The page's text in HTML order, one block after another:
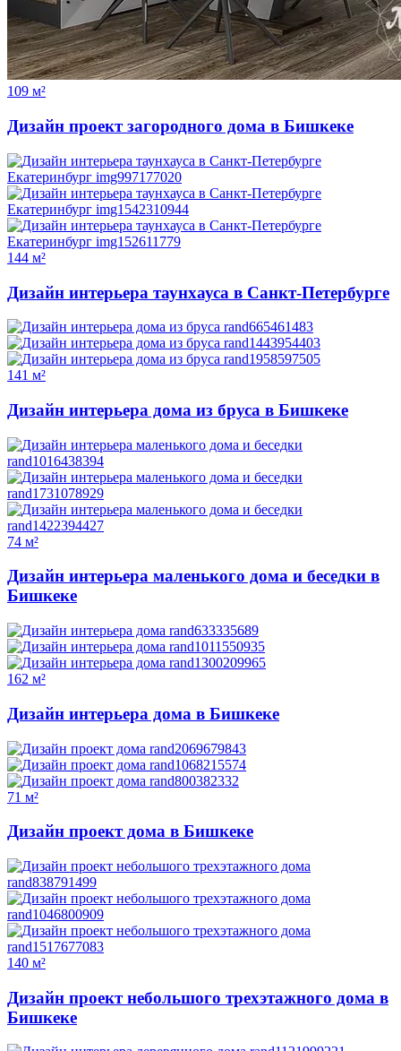
109 м²
Дизайн проект загородного дома в Бишкеке
144 м²
Дизайн интерьера таунхауса в Санкт-Петербурге
141 м²
Дизайн интерьера дома из бруса в Бишкеке
74 м²
Дизайн интерьера маленького дома и беседки в
Бишкеке
162 м²
Дизайн интерьера дома в Бишкеке
71 м²
Дизайн проект дома в Бишкеке
140 м²
Дизайн проект небольшого трехэтажного дома в
Бишкеке